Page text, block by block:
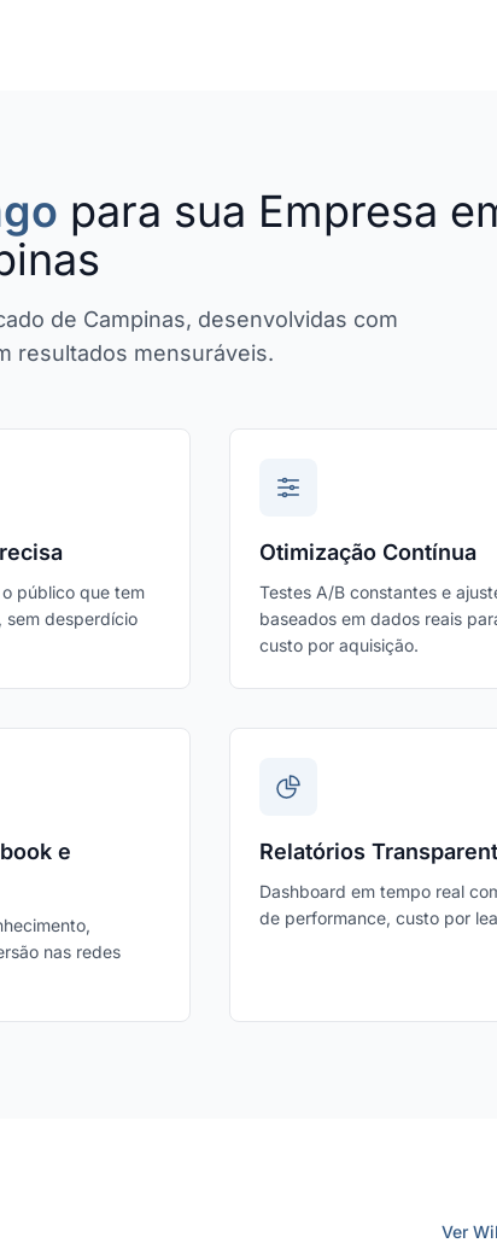
para sua Empresa
de Campinas, desenvolvidas com
resultados mensuráveis.
público que tem
sem desperdício
Otimização Contínua
Testes A/B constantes e
baseados em dados reais
custo por aquisição.
e
nas redes
Relatórios
Dashboard em tempo real
de performance, custo por
Ver